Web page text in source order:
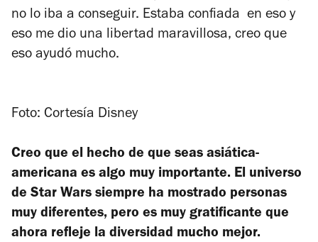
no lo iba a conseguir. Estaba confiada en eso y
eso me dio una libertad maravillosa, creo que
eso ayudó mucho.
Foto: Cortesía Disney
Creo que el hecho de que seas asiática-
americana es algo muy importante. El universo
de Star Wars siempre ha mostrado personas
muy diferentes, pero es muy gratificante que
ahora refleje la diversidad mucho mejor.